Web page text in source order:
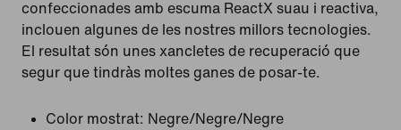
confeccionades amb escuma ReactX suau i reactiva,
inclouen algunes de les nostres millors tecnologies.
El resultat són unes xancletes de recuperació que
segur que tindràs moltes ganes de posar-te.
Color mostrat: Negre/Negre/Negre